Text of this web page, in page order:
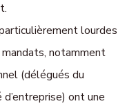
lourdes
mandats, notamment
(délégués du
ont une